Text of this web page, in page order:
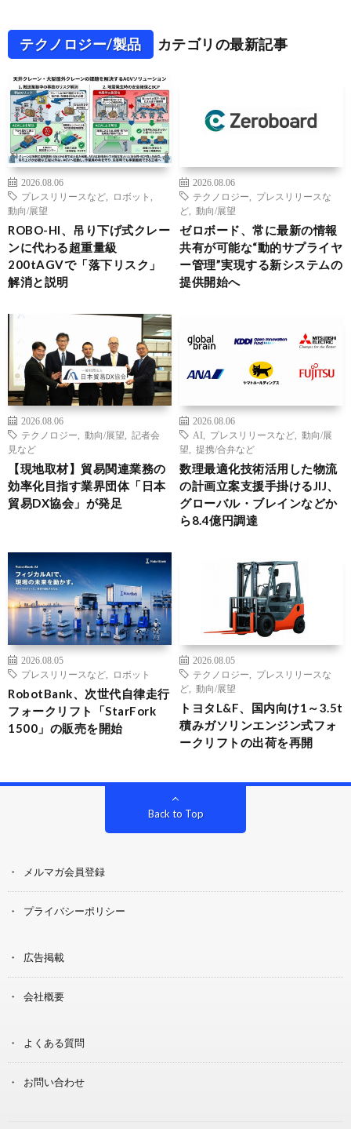
テクノロジー/製品 カテゴリの最新記事
2026.08.06
プレスリリースなど
ロボット
動向/展望
ROBO-HI、吊り下げ式クレー
ンに代わる超重量級
200tAGVで「落下リスク」
解消と説明
2026.08.06
テクノロジー
プレスリリースな
ど
動向/展望
ゼロボード、常に最新の情報
共有が可能な“動的サプライヤ
ー管理”実現する新システムの
提供開始へ
2026.08.06
テクノロジー
動向/展望
記者会
見など
【現地取材】貿易関連業務の
効率化目指す業界団体「日本
貿易DX協会」が発足
2026.08.06
AI
プレスリリースなど
動向/展
望
提携/合弁など
数理最適化技術活用した物流
の計画立案支援手掛けるJIJ、
グローバル・ブレインなどか
ら8.4億円調達
2026.08.05
プレスリリースなど
ロボット
RobotBank、次世代自律走行
フォークリフト「StarFork
1500」の販売を開始
2026.08.05
テクノロジー
プレスリリースな
ど
動向/展望
トヨタL&F、国内向け1～3.5t
積みガソリンエンジン式フォ
ークリフトの出荷を再開
Back to Top
メルマガ会員登録
プライバシーポリシー
広告掲載
会社概要
よくある質問
お問い合わせ